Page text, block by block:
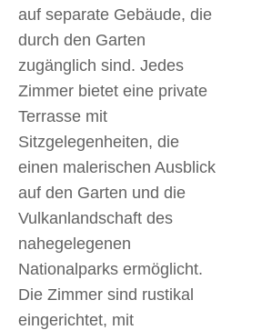
auf separate Gebäude, die
durch den Garten
zugänglich sind. Jedes
Zimmer bietet eine private
Terrasse mit
Sitzgelegenheiten, die
einen malerischen Ausblick
auf den Garten und die
Vulkanlandschaft des
nahegelegenen
Nationalparks ermöglicht.
Die Zimmer sind rustikal
eingerichtet, mit